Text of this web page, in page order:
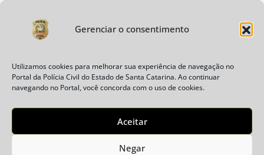
Gerenciar o consentimento
Utilizamos cookies para melhorar sua experiência de navegação no
Portal da Polícia Civil do Estado de Santa Catarina. Ao continuar
navegando no Portal, você concorda com o uso de cookies.
Aceitar
Negar
Horário de Expediente: Das 12h às
(Decreto Nº 1.410 de 18 de Dezembro de 2017)